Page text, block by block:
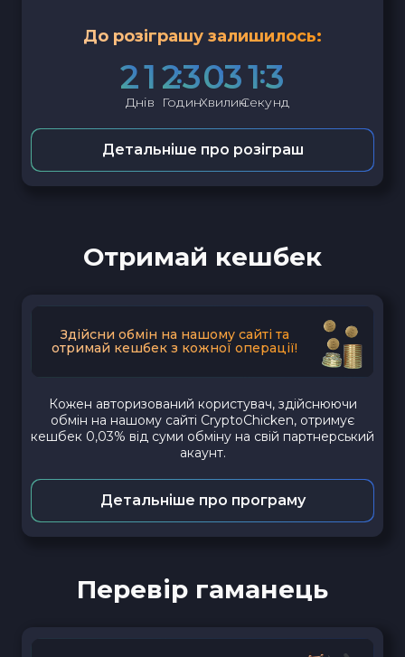
До розіграшу залишилось:
21
Днів
23
Годин
03
Хвилин
12
Секунд
Детальніше про розіграш
Отримай кешбек
Здійсни обмін на нашому сайті та
отримай кешбек з кожної операції!
Кожен авторизований користувач, здійснюючи
обмін на нашому сайті CryptoChicken, отримує
кешбек 0,03% від суми обміну на свій партнерський
акаунт.
Детальніше про програму
Перевір гаманець